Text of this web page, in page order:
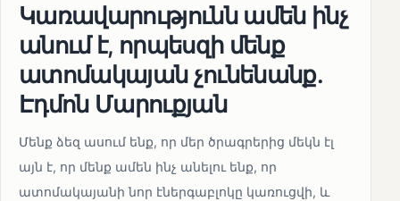
Կառավարությունն ամեն ինչ
անում է, որպեսզի մենք
ատոմակայան չունենանք․
Էդմոն Մարուքյան
Մենք ձեզ ասում ենք, որ մեր ծրագրերից մեկն էլ
այն է, որ մենք ամեն ինչ անելու ենք, որ
ատոմակայանի նոր էներգաբլոկը կառուցվի, և